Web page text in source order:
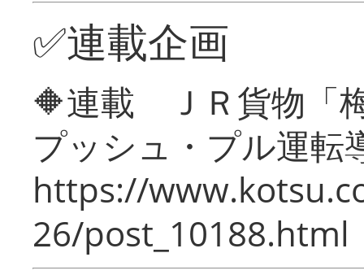
✅連載企画
🔶連載 ＪＲ貨物「
プッシュ・プル運転
https://
26/post_10188.html